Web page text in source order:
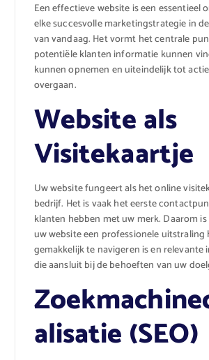
Een effectieve website is een essentieel
elke succesvolle marketingstrategie in
van vandaag. Het vormt het centrale
potentiële klanten informatie kunnen
kunnen opnemen en uiteindelijk tot
overgaan.
Website als
Visitekaartje
Uw website fungeert als het online
bedrijf. Het is vaak het eerste
klanten hebben met uw merk. Daarom
uw website een professionele uitstraling
gemakkelijk te navigeren is en
die aansluit bij de behoeften van uw
alisatie (SEO)